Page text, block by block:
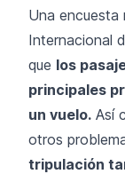
Una encuesta
Internacional
que los
principales
un vuelo. Así
otros
tripulación